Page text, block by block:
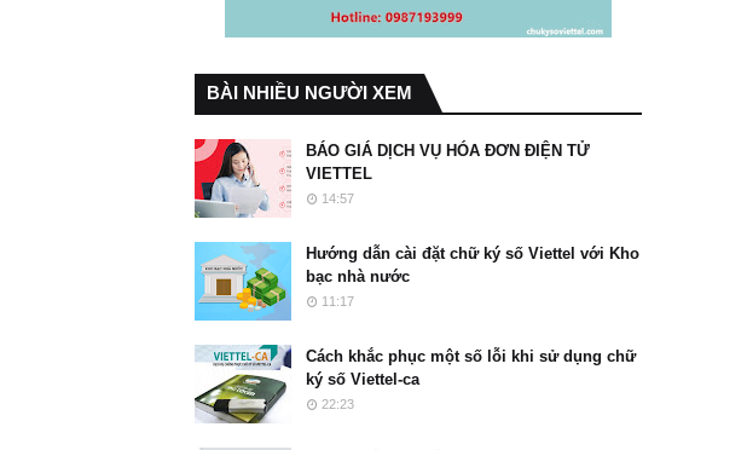
BÀI NHIỀU NGƯỜI XEM
BÁO GIÁ DỊCH VỤ HÓA ĐƠN ĐIỆN TỬ
VIETTEL
14:57
Hướng dẫn cài đặt chữ ký số Viettel với Kho
bạc nhà nước
11:17
Cách khắc phục một số lỗi khi sử dụng chữ
ký số Viettel-ca
22:23